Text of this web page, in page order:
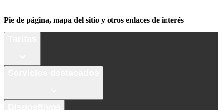
Pie de página, mapa del sitio y otros enlaces de interés